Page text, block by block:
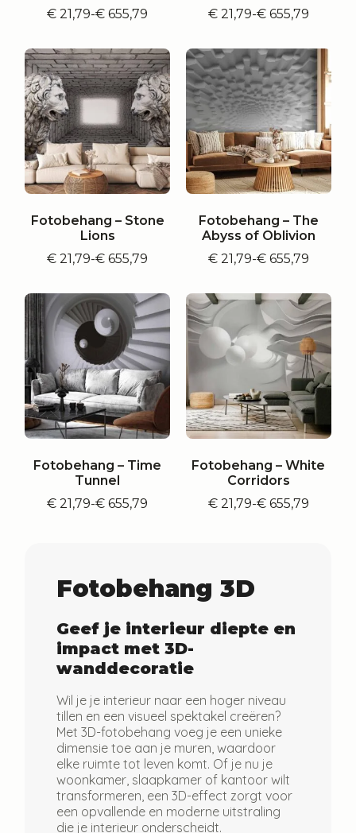
€ 21,79-€ 655,79
Prijsklasse:
tot
€ 655,79
€21,79-€655,79
Prijsklasse:
tot
€ 655,79
Fotobehang – Stone
Lions
€ 21,79-€ 655,79
Prijsklasse:
tot
€ 655,79
Fotobehang – The
Abyss of Oblivion
€21,79-€655,79
Prijsklasse:
tot
€ 655,79
Fotobehang – Time
Tunnel
€ 21,79-€ 655,79
Prijsklasse:
Fotobehang – White
Corridors
€21,79-€655,79
Prijsklasse:
Fotobehang 3D
Geef je interieur diepte en
impact met 3D-
wanddecoratie
Wil je je interieur naar een hoger niveau
tillen en een visueel spektakel creëren?
Met 3D-fotobehang voeg je een unieke
dimensie toe aan je muren, waardoor
elke ruimte tot leven komt. Of je nu je
woonkamer, slaapkamer of kantoor wilt
transformeren, een 3D-effect zorgt voor
een opvallende en moderne uitstraling
die je interieur onderscheidt.